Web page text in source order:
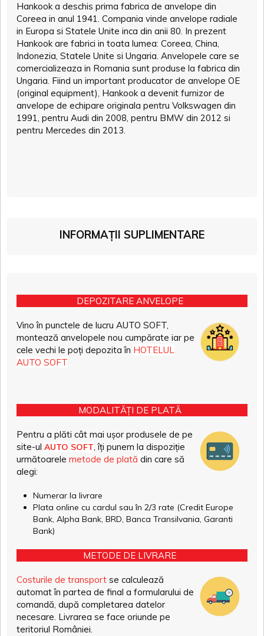
Hankook a deschis prima fabrica de anvelope din
Coreea in anul 1941. Compania vinde anvelope radiale
in Europa si Statele Unite inca din anii 80. In prezent
Hankook are fabrici in toata lumea: Coreea, China,
Indonezia, Statele Unite si Ungaria. Anvelopele care se
comercializeaza in Romania sunt produse la fabrica din
Ungaria. Fiind un important producator de anvelope OE
(original equipment), Hankook a devenit furnizor de
anvelope de echipare originala pentru Volkswagen din
1991, pentru Audi din 2008, pentru BMW din 2012 si
pentru Mercedes din 2013.
INFORMAȚII SUPLIMENTARE
DEPOZITARE ANVELOPE
Vino în punctele de lucru AUTO SOFT,
montează anvelopele nou cumpărate iar pe
cele vechi le poți depozita în HOTELUL
AUTO SOFT
MODALITĂȚI DE PLATĂ
Pentru a plăti cât mai ușor produsele de pe
site-ul AUTO SOFT, îți punem la dispoziție
următoarele metode de plată din care să
alegi:
Numerar la livrare
Plata online cu cardul sau în 2/3 rate (Credit Europe
Bank, Alpha Bank, BRD, Banca Transilvania, Garanti
Bank)
METODE DE LIVRARE
Costurile de transport se calculează
automat în partea de final a formularului de
comandă, după completarea datelor
necesare. Livrarea se face oriunde pe
teritoriul României.